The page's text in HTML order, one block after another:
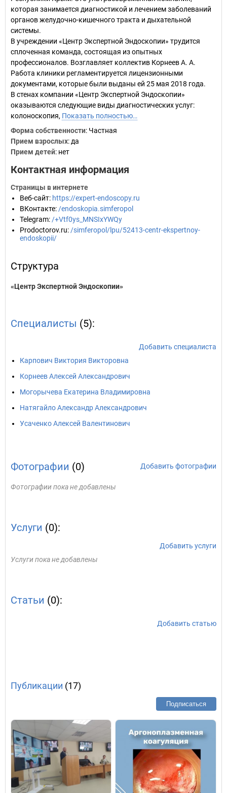
которая занимается диагностикой и лечением заболеваний
органов желудочно-кишечного тракта и дыхательной
системы.
В учреждении «Центр Экспертной Эндоскопии» трудится
сплоченная команда, состоящая из опытных
профессионалов. Возглавляет коллектив Корнеев А. А.
Работа клиники регламентируется лицензионными
документами, которые были выданы ей 25 мая 2018 года.
В стенах компании «Центр Экспертной Эндоскопии»
оказываются следующие виды диагностических услуг:
колоноскопия, Показать полностью…
Форма собственности: Частная
Прием взрослых: да
Прием детей: нет
Контактная информация
Страницы в интернете
Веб-сайт: https://expert-endoscopy.ru
ВКонтакте: /endoskopia.simferopol
Telegram: /+Vtf0ys_MNSIxYWQy
Prodoctorov.ru: /simferopol/lpu/52413-centr-ekspertnoy-
endoskopii/
Структура
«Центр Экспертной Эндоскопии»
Специалисты (5):
Добавить специалиста
Карпович Виктория Викторовна
Корнеев Алексей Александрович
Могорычева Екатерина Владимировна
Натягайло Александр Александрович
Усаченко Алексей Валентинович
Фотографии (0) Добавить фотографии
Фотографии пока не добавлены
Услуги (0):
Добавить услуги
Услуги пока не добавлены
Статьи (0):
Добавить статью
Публикации (17)
Подписаться